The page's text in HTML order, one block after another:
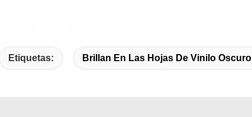
Etiquetas: Brillan En Las Hojas De Vinilo Oscuro